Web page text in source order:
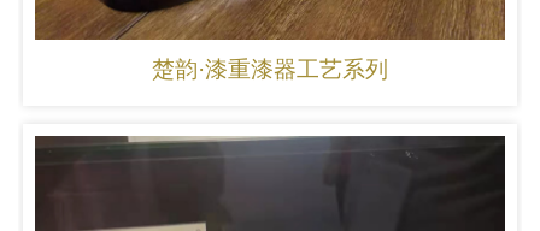
楚韵·漆重漆器工艺系列